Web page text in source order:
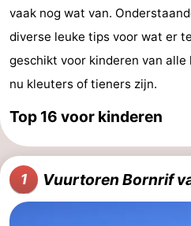
Ameland
minutes
Strand
Zien
doen
Bezienswaardigheden
-
Musea
-
Monumenten
-
Kerken
-
vaak nog wat van.
diverse leuke tips voor wat er
geschikt voor kinderen van
nu kleuters of tieners zijn.
Top 16 voor kinderen
1 Vuurtoren Bornrif